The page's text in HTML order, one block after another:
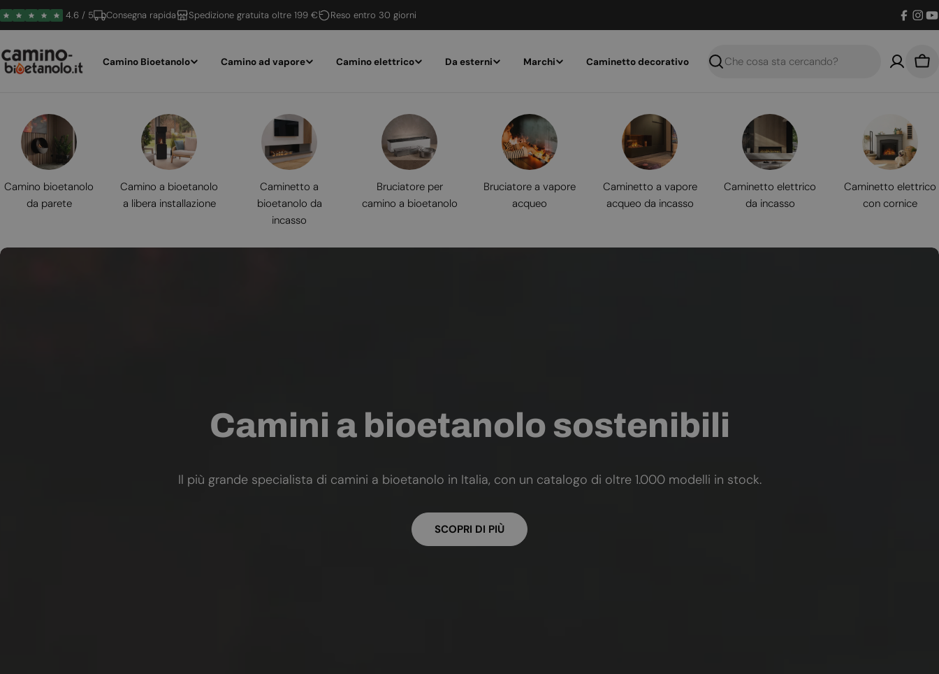
Vai
al
4.6 / 5 Consegna rapida Spedizione gratuita oltre 199 € Reso entro 30 giorni
Camino Bioetanolo Camino ad vapore Camino elettrico Da esterni Marchi Caminetto decorativo
Ricerca
Camino bioetanolo
da parete
Camino a bioetanolo
a libera installazione
Caminetto a
bioetanolo da
incasso
Bruciatore per
camino a bioetanolo
Bruciatore a vapore
acqueo
Caminetto a vapore
acqueo da incasso
Caminetto elettrico
da incasso
Caminetto elettrico
con cornice
Camini a bioetanolo sostenibili
Il più grande specialista di camini a bioetanolo in Italia, con un catalogo di oltre 1.000 modelli in stock.
SCOPRI DI PIÙ